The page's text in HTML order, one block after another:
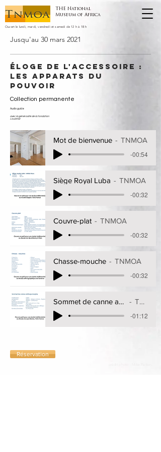
THE National
Museum of Africa
Ouvert le lundi, mardi, vendredi et samedi de12 h à 18 h
Jusqu'au 30 mars 2021
Éloge de L'accessoire :
Les apparats du
pouvoir
Collection permanente
Réservation
Audio guide
avec la générosité de la fondation
Louismar
Mot de bienvenue
TNMOA
-00:54
Siège Royal Luba
TNMOA
-00:32
Couvre-plat
TNMOA
-00:32
Chasse-mouche
TNMOA
-00:32
Sommet de canne anthropomorphe
TNMOA
-01:12